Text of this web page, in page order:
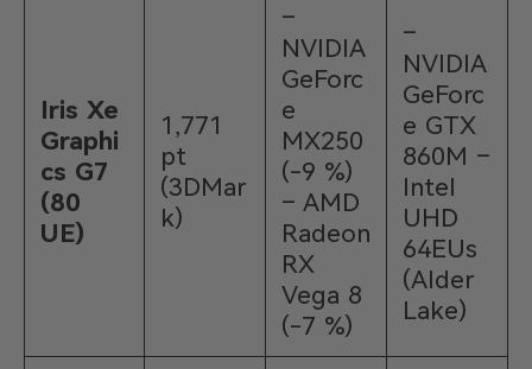
Iris Xe
Graphi
cs G7
(80
UE)
1,771
pt
(3DMar
k)
–
NVIDIA
GeForc
e
MX250
(-9 %)
– AMD
Radeon
RX
Vega 8
(-7 %)
–
NVIDIA
GeForc
e GTX
860M –
Intel
UHD
64EUs
(Alder
Lake)